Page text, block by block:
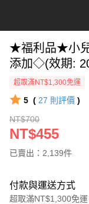
★福利品★小
添加◇(效期:
超取滿NT$1,300免運
5 ( 27 則評價 )
NT$700
NT$455
已賣出：2,139件
付款與運送方式
超取滿NT$1,300免運